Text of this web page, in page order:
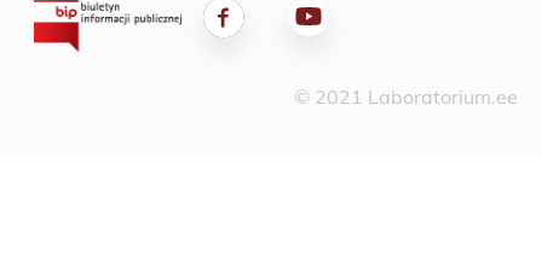
© 2021 Laboratorium.ee